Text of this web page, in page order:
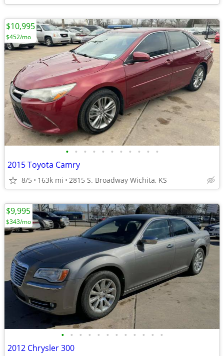
• • • • • • • • • • •
2015 Toyota Camry
8/5 163k mi 2815 S. Broadway Wichita, KS
$10,995
$452/mo
• • • • • • • • • • • •
2012 Chrysler 300
$9,995
$343/mo